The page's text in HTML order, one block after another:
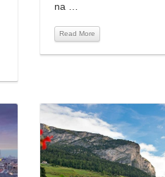
na …
Read More